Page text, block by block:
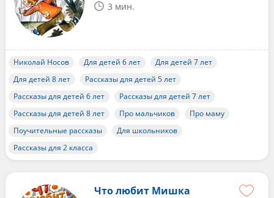
3 мин.
Николай Носов Для детей 6 лет
Для детей 7 лет
Для детей 8 лет
Рассказы для детей 5 лет
Рассказы для детей 6 лет
Рассказы для детей 7 лет
Рассказы для детей 8 лет
Про мальчиков
Про маму
Поучительные рассказы
Для школьников
Рассказы для 2 класса
Что любит Мишка